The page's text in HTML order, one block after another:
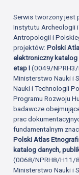
Serwis tworzony jest
Instytutu Archeologii
Antropologii i
projektów:Polski
elektroniczny
etap I(0049/
Ministerstwo Nauki i
Nauki i Technologii
Programu Rozwoju
badawcze
prac
fundamentalnym
Polski Atlas
katalog danych,
(0068/NPRH8/H11/
Ministerstwo Nauki i